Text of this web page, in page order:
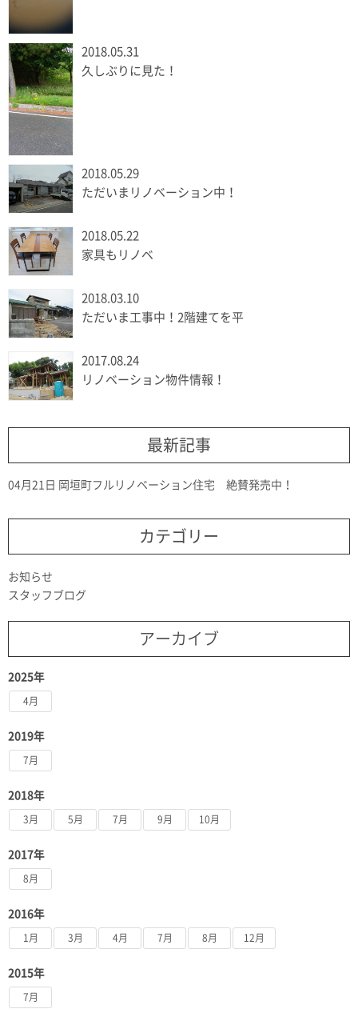
2018.05.31
久しぶりに見た！
2018.05.29
ただいまリノベーション中！
2018.05.22
家具もリノベ
2018.03.10
ただいま工事中！2階建てを平
2017.08.24
リノベーション物件情報！
最新記事
04月21日 岡垣町フルリノベーション住宅 絶賛発売中！
カテゴリー
お知らせ
スタッフブログ
アーカイブ
2025年
4月
2019年
7月
2018年
3月 5月 7月 9月 10月
2017年
8月
2016年
1月 3月 4月 7月 8月 12月
2015年
7月